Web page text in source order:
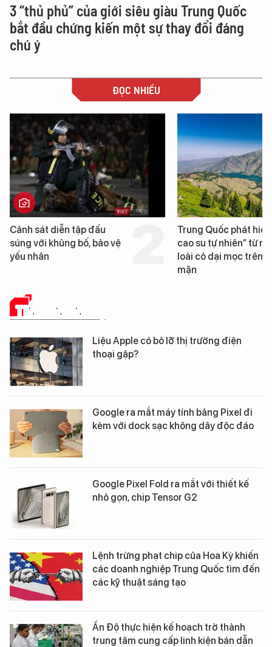
3 “thủ phủ” của giới siêu giàu Trung Quốc
bắt đầu chứng kiến một sự thay đổi đáng
chú ý
ĐỌC NHIỀU
tập đấu
bố, bảo vệ
Trung Quốc phát hiện “mỏ
cao su tự nhiên” từ một
loài cỏ dại mọc trên đất
TIN CÔNG NGHỆ
Liệu Apple có bỏ lỡ thị trường điện
thoại gập?
Google ra mắt máy tính bảng Pixel đi
kèm với dock sạc không dây độc đáo
Google Pixel Fold ra mắt với thiết kế
nhỏ gọn, chip Tensor G2
Lệnh trừng phạt chip của Hoa Kỳ khiến
các doanh nghiệp Trung Quốc tìm đến
các kỹ thuật sáng tạo
Ấn Độ thực hiện kế hoạch trở thành
trung tâm cung cấp linh kiện bán dẫn